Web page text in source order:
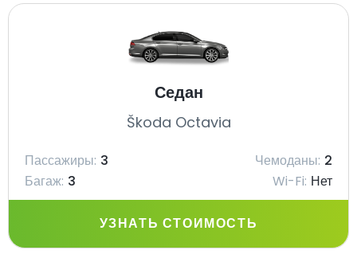
Седан
Škoda Octavia
Пассажиры: 3 Чемоданы: 2
Багаж: 3 Wi-Fi: Нет
УЗНАТЬ СТОИМОСТЬ